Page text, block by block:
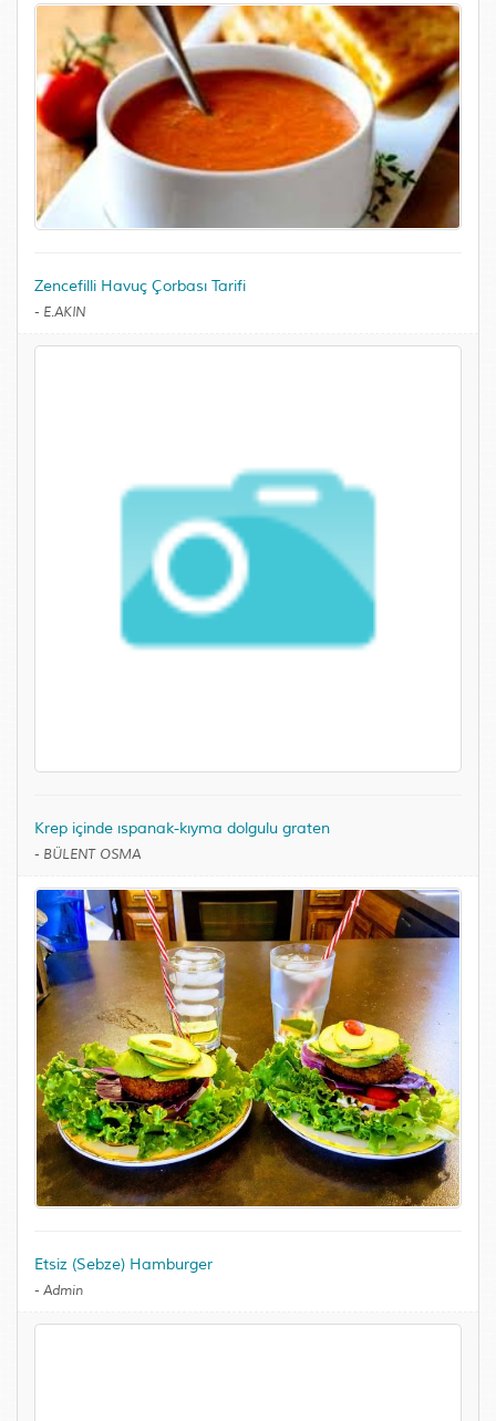
Zencefilli Havuç Çorbası Tarifi
- E.AKIN
Krep içinde ıspanak-kıyma dolgulu graten
- BÜLENT OSMA
Etsiz (Sebze) Hamburger
- Admin